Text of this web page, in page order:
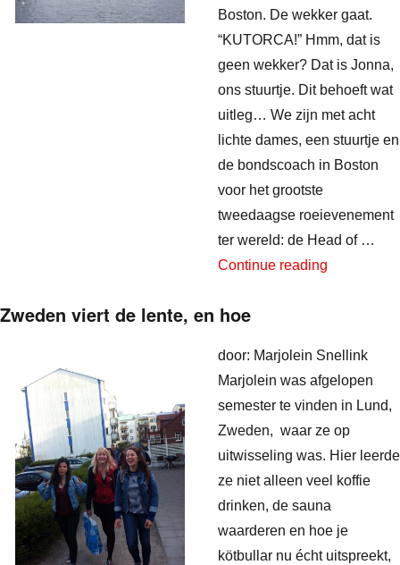
Boston. De wekker gaat.
“KUTORCA!” Hmm, dat is
geen wekker? Dat is Jonna,
ons stuurtje. Dit behoeft wat
uitleg… We zijn met acht
lichte dames, een stuurtje en
de bondscoach in Boston
voor het grootste
tweedaagse roeievenement
ter wereld: de Head of …
Continue reading
Zweden viert de lente, en hoe
door: Marjolein Snellink
Marjolein was afgelopen
semester te vinden in Lund,
Zweden, waar ze op
uitwisseling was. Hier leerde
ze niet alleen veel koffie
drinken, de sauna
waarderen en hoe je
kötbullar nu écht uitspreekt,